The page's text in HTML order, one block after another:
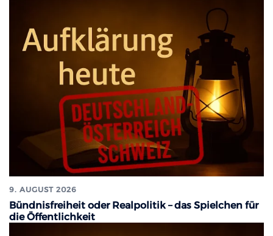
9. AUGUST 2026
Bündnisfreiheit oder Realpolitik – das Spielchen für
die Öffentlichkeit